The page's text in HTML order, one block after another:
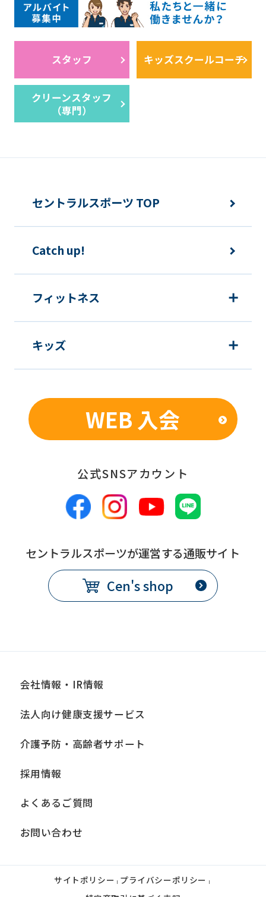
スタッフ キッズスクールコーチ
クリーンスタッフ
（専門）
セントラルスポーツ TOP
Catch up!
フィットネス
キッズ
WEB 入会
公式SNSアカウント
セントラルスポーツが運営する通販サイト
Cen's shop
会社情報・IR情報
法人向け健康支援サービス
介護予防・高齢者サポート
採用情報
よくあるご質問
お問い合わせ
サイトポリシー | プライバシーポリシー |